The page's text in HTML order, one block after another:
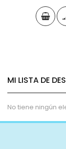
MI LISTA DE
No tiene ningún